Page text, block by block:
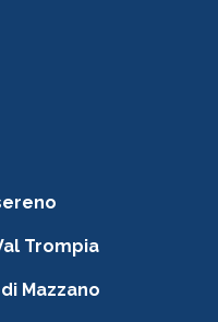
Trompia
Mazzano